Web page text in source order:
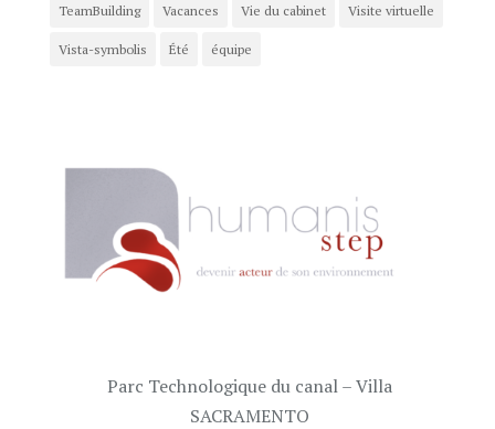
TeamBuilding Vacances Vie du cabinet Visite virtuelle
Vista-symbolis Été équipe
Parc Technologique du canal – Villa
SACRAMENTO